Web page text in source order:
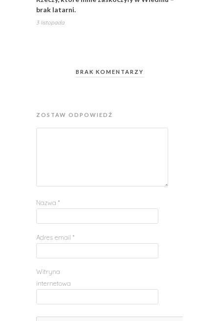
brak latarni.
3 listopada
BRAK KOMENTARZY
ZOSTAW ODPOWIEDŹ
Nazwa *
Adres email *
Witryna
internetowa